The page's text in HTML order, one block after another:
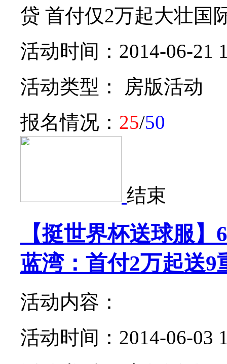
贷 首付仅2万起大壮国
活动时间：2014-06-21
活动类型： 房版活动
报名情况： 25/50
结束
【挺世界杯送球服
蓝湾：首付2万起送9
活动内容：
活动时间：2014-06-03